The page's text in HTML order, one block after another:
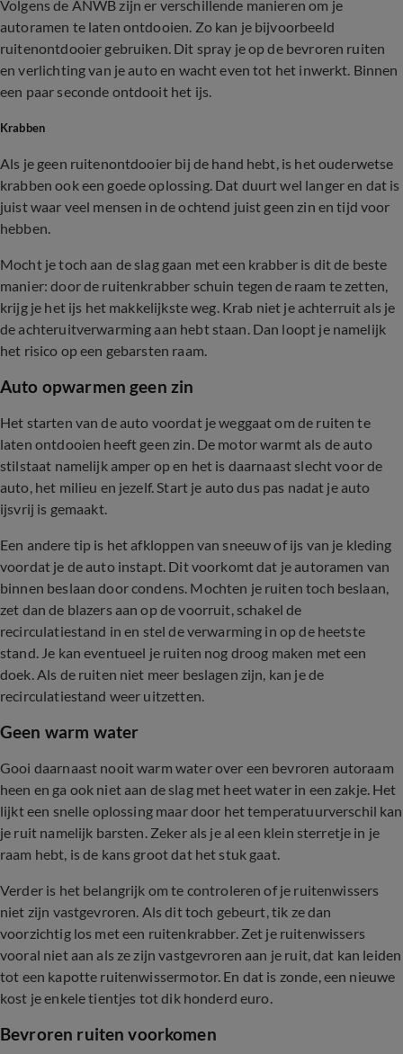
Volgens de ANWB zijn er verschillende manieren om je
autoramen te laten ontdooien. Zo kan je bijvoorbeeld
ruitenontdooier gebruiken. Dit spray je op de bevroren ruiten
en verlichting van je auto en wacht even tot het inwerkt. Binnen
een paar seconde ontdooit het ijs.
Krabben
Als je geen ruitenontdooier bij de hand hebt, is het ouderwetse
krabben ook een goede oplossing. Dat duurt wel langer en dat is
juist waar veel mensen in de ochtend juist geen zin en tijd voor
hebben.
Mocht je toch aan de slag gaan met een krabber is dit de beste
manier: door de ruitenkrabber schuin tegen de raam te zetten,
krijg je het ijs het makkelijkste weg. Krab niet je achterruit als je
de achteruitverwarming aan hebt staan. Dan loopt je namelijk
het risico op een gebarsten raam.
Auto opwarmen geen zin
Het starten van de auto voordat je weggaat om de ruiten te
laten ontdooien heeft geen zin. De motor warmt als de auto
stilstaat namelijk amper op en het is daarnaast slecht voor de
auto, het milieu en jezelf. Start je auto dus pas nadat je auto
ijsvrij is gemaakt.
Een andere tip is het afkloppen van sneeuw of ijs van je kleding
voordat je de auto instapt. Dit voorkomt dat je autoramen van
binnen beslaan door condens. Mochten je ruiten toch beslaan,
zet dan de blazers aan op de voorruit, schakel de
recirculatiestand in en stel de verwarming in op de heetste
stand. Je kan eventueel je ruiten nog droog maken met een
doek. Als de ruiten niet meer beslagen zijn, kan je de
recirculatiestand weer uitzetten.
Geen warm water
Gooi daarnaast nooit warm water over een bevroren autoraam
heen en ga ook niet aan de slag met heet water in een zakje. Het
lijkt een snelle oplossing maar door het temperatuurverschil kan
je ruit namelijk barsten. Zeker als je al een klein sterretje in je
raam hebt, is de kans groot dat het stuk gaat.
Verder is het belangrijk om te controleren of je ruitenwissers
niet zijn vastgevroren. Als dit toch gebeurt, tik ze dan
voorzichtig los met een ruitenkrabber. Zet je ruitenwissers
vooral niet aan als ze zijn vastgevroren aan je ruit, dat kan leiden
tot een kapotte ruitenwissermotor. En dat is zonde, een nieuwe
kost je enkele tientjes tot dik honderd euro.
Bevroren ruiten voorkomen